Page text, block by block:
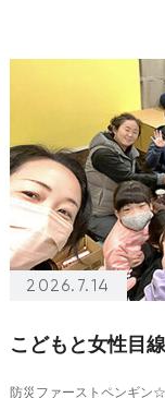
2026.7.14
こどもと女性目
防災ファーストペンギン